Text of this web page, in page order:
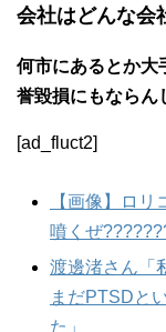
会社はどんな会
何市にあるとか大
誉毀損にもならん
[ad_fluct2]
【画像】ロ
噴くぜ
渡邊渚さん「
まだPTSDと
た」